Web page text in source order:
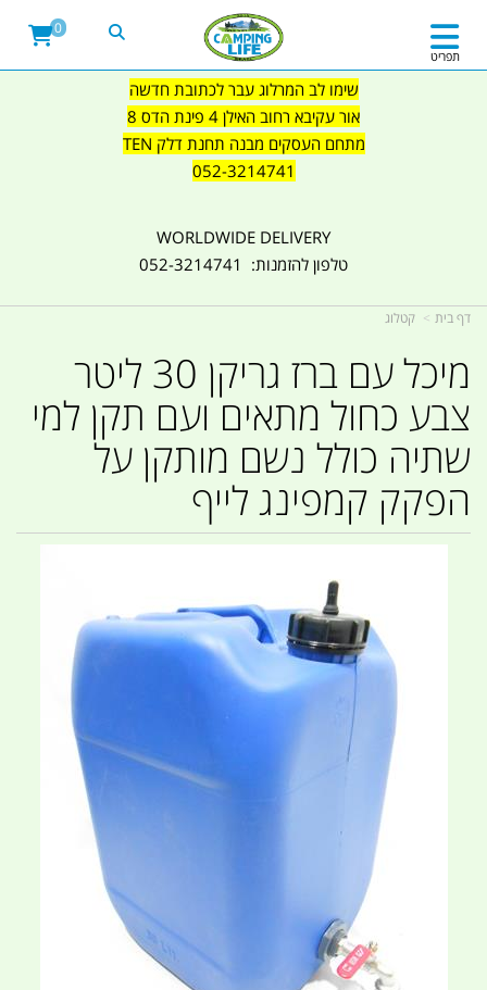
שימו לב המרלוג עבר לכתובת חדשה
אור עקיבא רחוב האילן 4 פינת הדס 8
מתחם העסקים מבנה תחנת דלק TEN
052-3214741
WORLDWIDE DELIVERY
טלפון להזמנות: 052-3214741
תפריט
0
דף בית קטלוג
מיכל עם ברז גריקן 30 ליטר
צבע כחול מתאים ועם תקן למי
שתיה כולל נשם מותקן על
הפקק קמפינג לייף